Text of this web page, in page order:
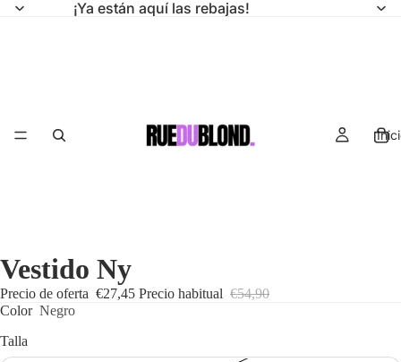
¡Ya están aquí las rebajas!
Vestido Ny
Precio de oferta €27,45 Precio habitual €54,90
Color Negro
Talla